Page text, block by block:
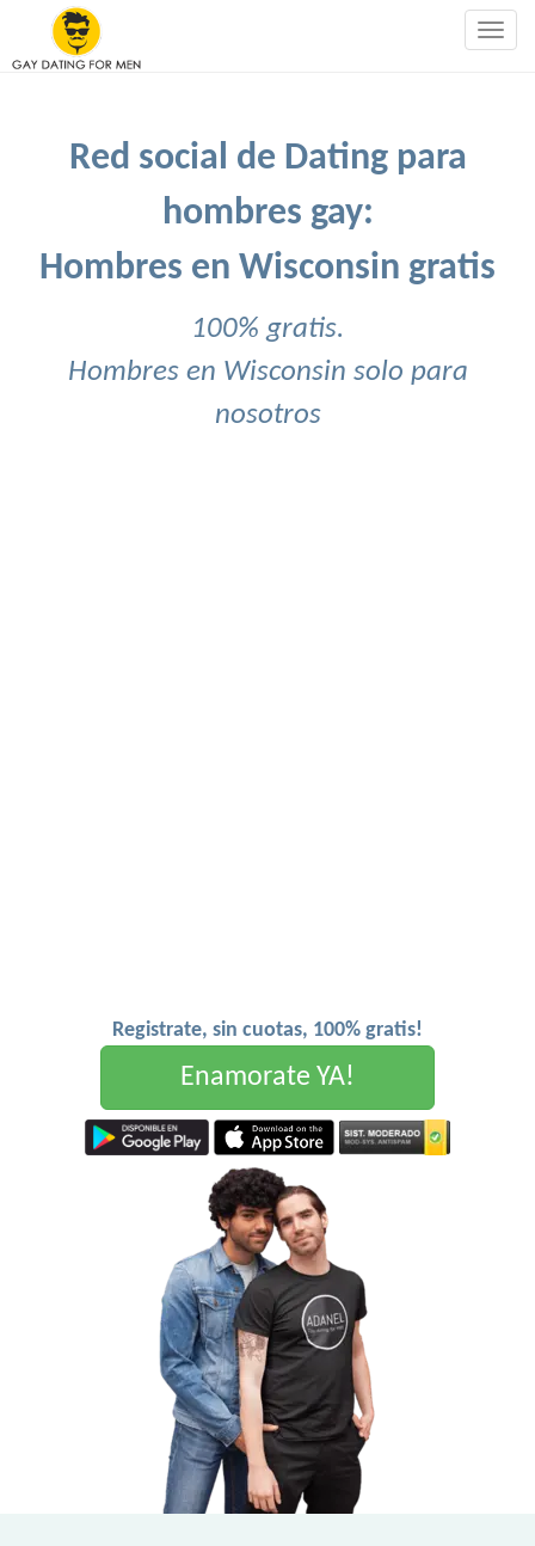
Red social de Dating para
hombres gay:
Hombres en Wisconsin gratis
100% gratis.
Hombres en Wisconsin solo para
nosotros
Registrate, sin cuotas, 100% gratis!
Enamorate YA!